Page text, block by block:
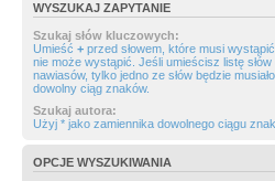
WYSZUKAJ ZAPYTANIE
Szukaj słów kluczowych:
Umieść + przed słowem, które musi
nie może wystąpić. Jeśli umieścisz listę
nawiasów, tylko jedno ze słów będzie
dowolny ciąg znaków.
Szukaj autora:
Użyj * jako zamiennika dowolnego ciągu
OPCJE WYSZUKIWANIA